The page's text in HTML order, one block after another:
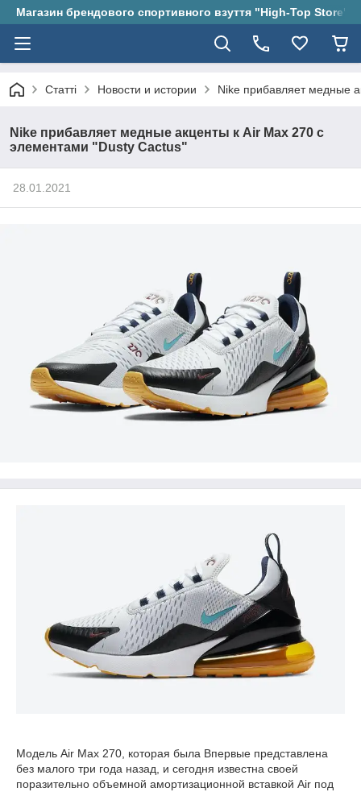
Магазин брендового спортивного взуття "High-Top Store"
Статті Новости и истории Nike прибавляет медные
Nike прибавляет медные акценты к Air Max 270 с
элементами "Dusty Cactus"
28.01.2021
Модель Air Max 270, которая была Впервые представлена ​
без малого три года назад, и сегодня известна своей
поразительно объемной амортизационной вставкой Air под